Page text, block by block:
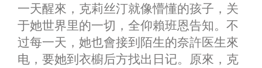
一天醒來，克莉丝汀就像懵懂的孩子，关
于她世界里的一切，全仰賴班恩告知。不
过每一天，她也會接到陌生的奈許医生來
电，要她到衣櫥后方找出日记。原來，克